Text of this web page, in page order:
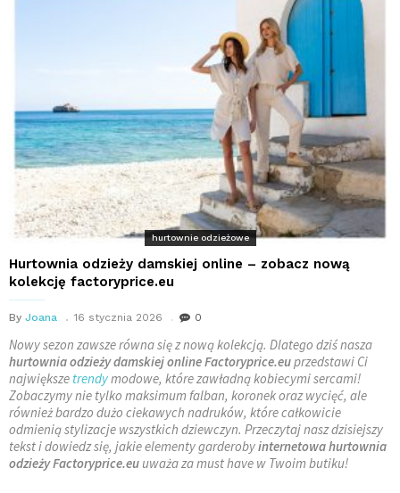
hurtownie odzieżowe
Hurtownia odzieży damskiej online – zobacz nową
kolekcję factoryprice.eu
By Joana 16 stycznia 2026 0
Nowy sezon zawsze równa się z nową kolekcją. Dlatego dziś nasza
hurtownia odzieży damskiej online Factoryprice.euprzedstawi Ci
największe trendymodowe, które zawładną kobiecymi sercami!
Zobaczymy nie tylko maksimum falban, koronek oraz wycięć, ale
również bardzo dużo ciekawych nadruków, które całkowicie
odmienią stylizacje wszystkich dziewczyn. Przeczytaj nasz dzisiejszy
tekst i dowiedz się, jakie elementy garderobyinternetowa hurtownia
odzieży Factoryprice.eu uważa za must have w Twoim butiku!